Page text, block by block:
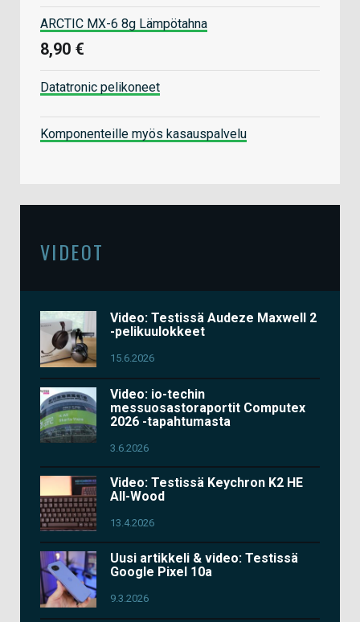
ARCTIC MX-6 8g Lämpötahna
8,90 €
Datatronic pelikoneet
Komponenteille myös kasauspalvelu
VIDEOT
Video: Testissä Audeze Maxwell 2
-pelikuulokkeet
15.6.2026
Video: io-techin
messuosastoraportit Computex
2026 -tapahtumasta
3.6.2026
Video: Testissä Keychron K2 HE
All-Wood
13.4.2026
Uusi artikkeli & video: Testissä
Google Pixel 10a
9.3.2026